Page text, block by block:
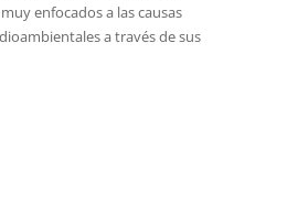
enfocados a las causas
a través de sus